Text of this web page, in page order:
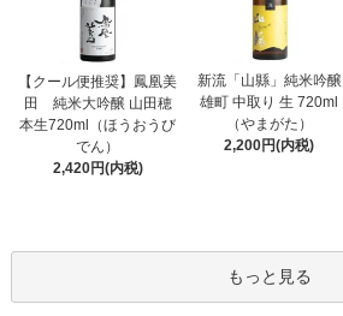
【クール便推奨】鳳凰美
田 純米大吟醸 山田穂
本生720ml（ほうおうび
でん）
2,420円(内税)
新流「山縣」純米吟醸
雄町 中取り 生 720ml
（やまがた）
2,200円(内税)
もっと見る